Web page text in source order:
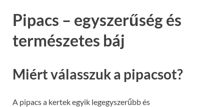
Pipacs – egyszerűség és
természetes báj
Miért válasszuk a pipacsot?
A pipacs a kertek egyik legegyszerűbb és